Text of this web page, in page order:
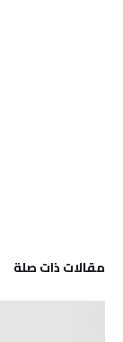
‫مقالات ذات صلة‬